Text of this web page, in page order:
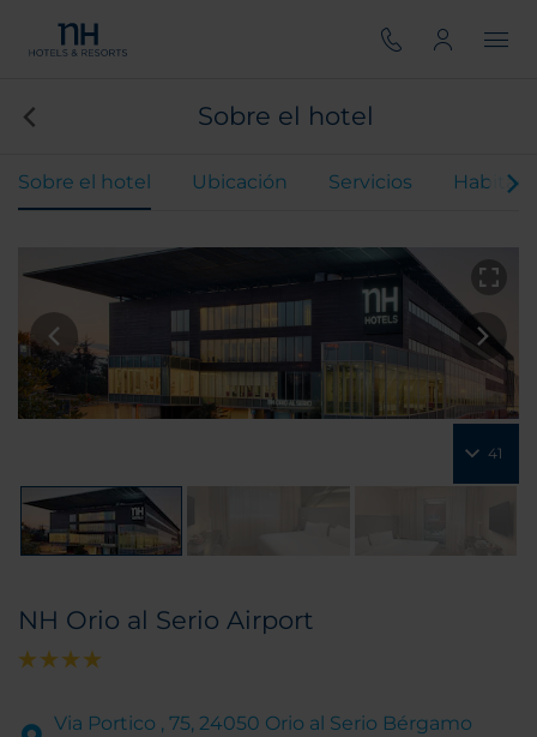
Sobre el hotel
Sobre el hotel Ubicación Servicios
41
NH Orio al Serio Airport
Via Portico , 75, 24050 Orio al Serio Bérgamo